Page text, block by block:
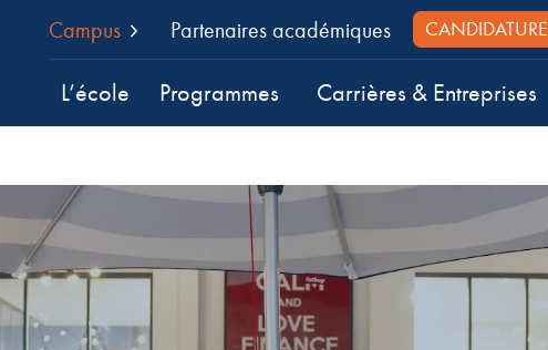
Campus Partenaires académiques CANDIDATURE
L’école Programmes Carrières & Entreprises